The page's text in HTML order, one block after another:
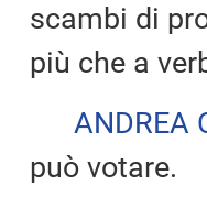
scambi di
più che a
ANDREA
può votare.